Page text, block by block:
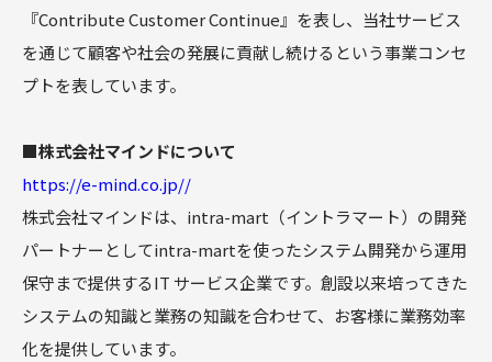
『Contribute Customer Continue』を表し、当社サービス
を通じて顧客や社会の発展に貢献し続けるという事業コンセ
プトを表しています。
■株式会社マインドについて
https://e-mind.co.jp//
株式会社マインドは、intra-mart（イントラマート）の開発
パートナーとしてintra-martを使ったシステム開発から運用
保守まで提供するIT サービス企業です。創設以来培ってきた
システムの知識と業務の知識を合わせて、お客様に業務効率
化を提供しています。